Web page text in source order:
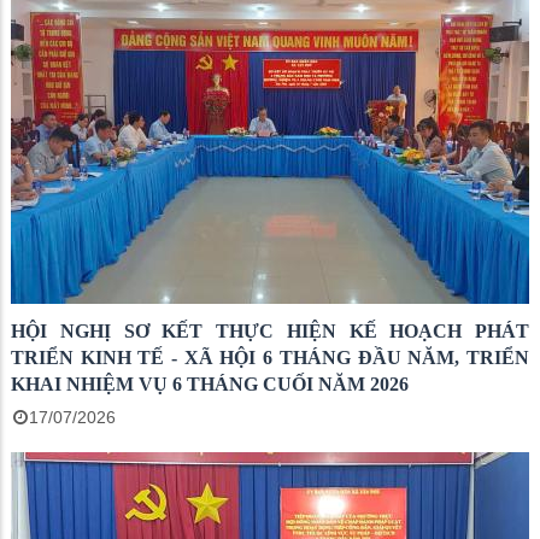
HỘI NGHỊ SƠ KẾT THỰC HIỆN KẾ HOẠCH PHÁT
TRIỂN KINH TẾ - XÃ HỘI 6 THÁNG ĐẦU NĂM, TRIỂN
KHAI NHIỆM VỤ 6 THÁNG CUỐI NĂM 2026
17/07/2026